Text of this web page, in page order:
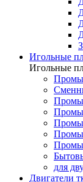
Игольные
Игольные
для
Двигатели